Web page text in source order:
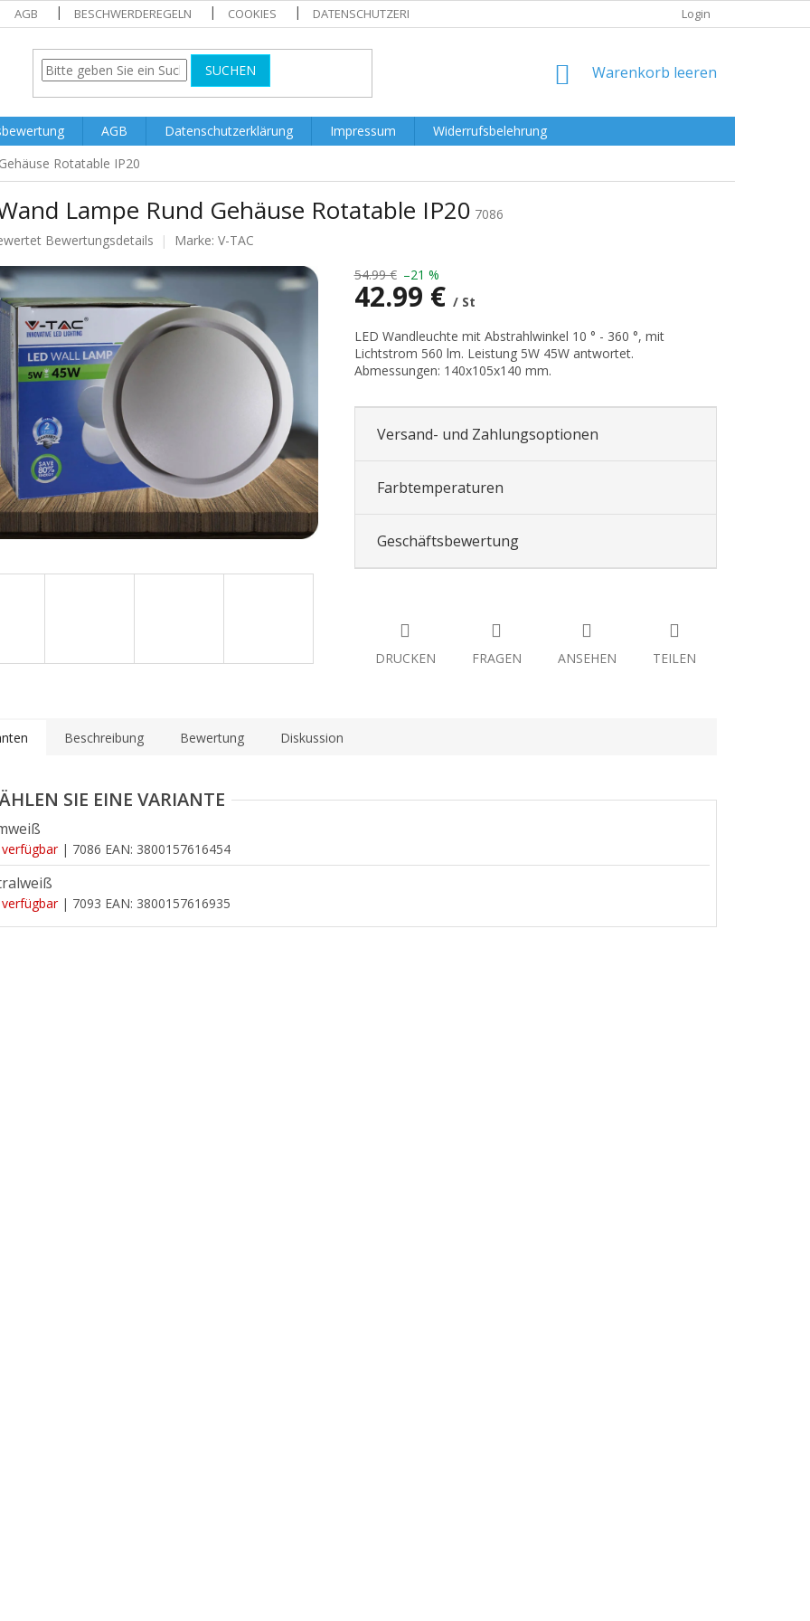
AGB BESCHWERDEREGELN COOKIES DATENSCHUTZERKLÄRUNG Login
SUCHEN WARENKORB
Warenkorb leeren
AGB Datenschutzerklärung Impressum
Widerrufsbelehrung
Rotatable IP20
Lampe Rund Gehäuse Rotatable IP20 7086
Bewertungsdetails Marke: V-TAC
54.99 € –21 %
42.99 € / St
Verkaufspreis:
LED Wandleuchte mit Abstrahlwinkel 10 ° - 360 °, mit
Lichtstrom 560 lm. Leistung 5W 45W antwortet.
Abmessungen: 140x105x140 mm.
Versand- und Zahlungsoptionen
Farbtemperaturen
Geschäftsbewertung
DRUCKEN FRAGEN ANSEHEN TEILEN
Beschreibung Bewertung Diskussion
| 7086 EAN: 3800157616454
| 7093 EAN: 3800157616935